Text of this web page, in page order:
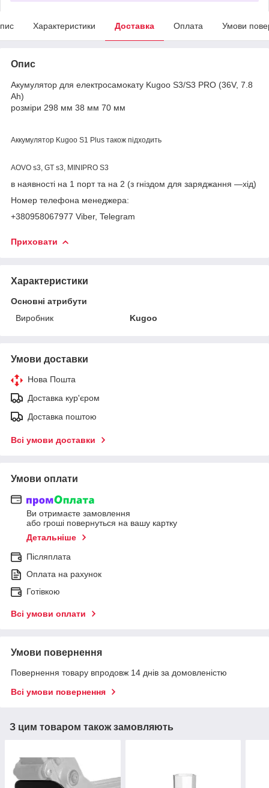
Характеристики Доставка Оплата Умови
Опис
Акумулятор для електросамокату Kugoo S3/S3 PRO (36V, 7.8
Ah)
розміри 298 мм 38 мм 70 мм
Аккумулятор Kugoo S1 Plus також підходить
AOVO s3, GT s3, MINIPRO S3
в наявності на 1 порт та на 2 (з гніздом для заряджання —хід)
Номер телефона менеджера:
+380958067977 Viber, Telegram
Приховати
Характеристики
Основні атрибути
Виробник
Kugoo
Умови доставки
Нова Пошта
Доставка кур'єром
Доставка поштою
Всі умови доставки
Умови оплати
Ви отримаєте замовлення
або гроші повернуться на вашу картку
Детальніше
Післяплата
Оплата на рахунок
Готівкою
Всі умови оплати
Умови повернення
Повернення товару впродовж 14 днів за домовленістю
Всі умови повернення
З цим товаром також замовляють